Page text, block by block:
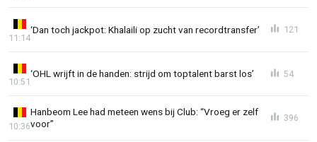
‘Dan toch jackpot: Khalaili op zucht van recordtransfer’
11:14
121
‘OHL wrijft in de handen: strijd om toptalent barst los’
10:51
54
Hanbeom Lee had meteen wens bij Club: “Vroeg er zelf
voor”
10:36
396